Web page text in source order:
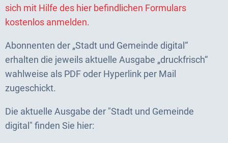
sich mit Hilfe des hier befindlichen Formulars
kostenlos anmelden.
Abonnenten der „Stadt und Gemeinde digital“
erhalten die jeweils aktuelle Ausgabe „druckfrisch“
wahlweise als PDF oder Hyperlink per Mail
zugeschickt.
Die aktuelle Ausgabe der "Stadt und Gemeinde
digital" finden Sie hier: